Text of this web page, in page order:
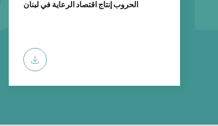
الحروب إنتاج اقتصاد الرعاية في لبنان